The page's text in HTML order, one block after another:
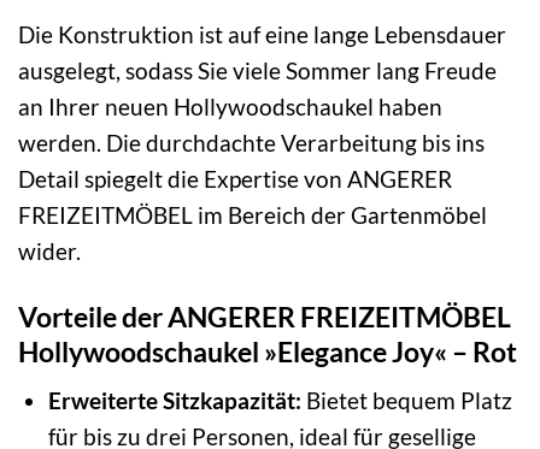
Die Konstruktion ist auf eine lange Lebensdauer
ausgelegt, sodass Sie viele Sommer lang Freude
an Ihrer neuen Hollywoodschaukel haben
werden. Die durchdachte Verarbeitung bis ins
Detail spiegelt die Expertise von ANGERER
FREIZEITMÖBEL im Bereich der Gartenmöbel
wider.
Vorteile der ANGERER FREIZEITMÖBEL
Hollywoodschaukel »Elegance Joy« – Rot
Erweiterte Sitzkapazität: Bietet bequem Platz
für bis zu drei Personen, ideal für gesellige